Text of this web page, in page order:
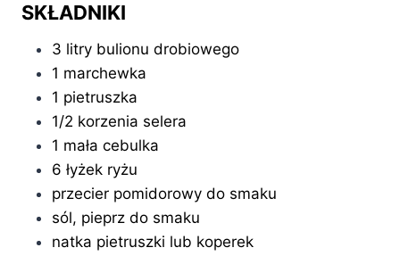
SKŁADNIKI
3 litry bulionu drobiowego
1 marchewka
1 pietruszka
1/2 korzenia selera
1 mała cebulka
6 łyżek ryżu
przecier pomidorowy do smaku
sól, pieprz do smaku
natka pietruszki lub koperek